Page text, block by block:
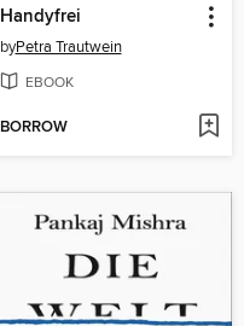
Handyfrei
byPetra Trautwein
EBOOK
BORROW